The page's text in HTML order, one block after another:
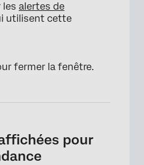
×
les alertes de
utilisent cette
fermer la fenêtre.
pour